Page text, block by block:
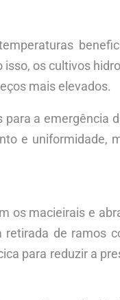
os cultivos
mais elevados.
a
e uniformidade,
os macieirais e
de ramos
para reduzir a